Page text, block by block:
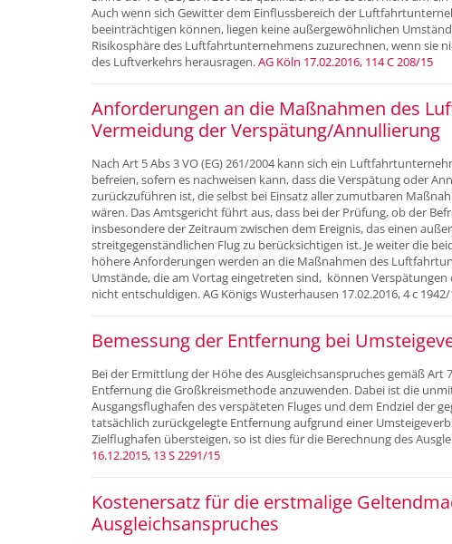
Auch wenn sich Gewitter dem Einflussbereich der
beeinträchtigen können, liegen keine außergewöhnlichen
Risikosphäre des Luftfahrtunternehmens zuzurechnen, wenn sie
des Luftverkehrs herausragen.AG Köln 17.02.2016, 114 C 208/15
Anforderungen an die Maßnahmen des
Vermeidung der Verspätung/Annullierung
Nach Art 5 Abs 3 VO (EG) 261/2004 kann sich ein
befreien, sofern es nachweisen kann, dass die Verspätung oder
zurückzuführen ist, die selbst bei Einsatz aller zumutbaren
wären. Das Amtsgericht führt aus, dass bei der Prüfung, ob der
insbesondere der Zeitraum zwischen dem Ereignis, das einen
streitgegenständlichen Flug zu berücksichtigen ist. Je weiter die
höhere Anforderungen werden an die Maßnahmen des
Umstände, die am Vortag eingetreten sind, können
nicht entschuldigen. AG Königs Wusterhausen 17.02.2016, 4 c
Bemessung der Entfernung bei
Bei der Ermittlung der Höhe des Ausgleichsanspruches gemäß Art
Entfernung die Großkreismethode anzuwenden. Dabei ist die
Ausgangsflughafen des verspäteten Fluges und dem Endziel der
tatsächlich zurückgelegte Entfernung aufgrund einer
Zielflughafen übersteigen, so ist dies für die Berechnung des
16.12.2015, 13 S 2291/15
Kostenersatz für die erstmalige
Ausgleichsanspruches